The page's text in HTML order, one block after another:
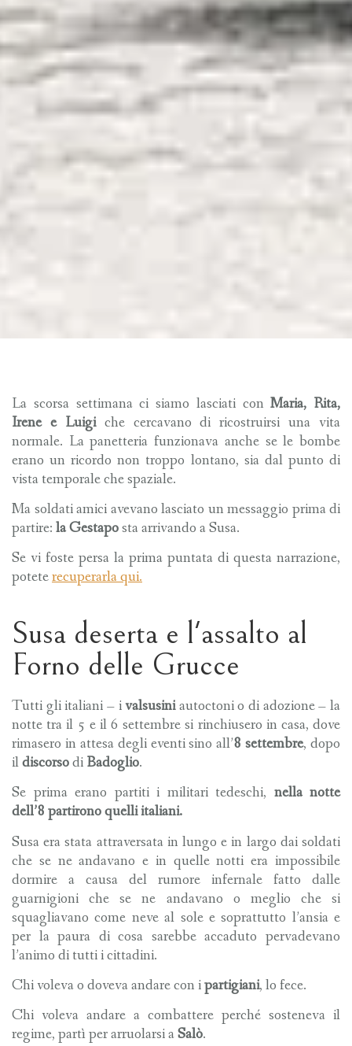
La scorsa settimana ci siamo lasciati conMaria, Rita,
Irene e Luigiche cercavano di ricostruirsi una vita
normale. La panetteria funzionava anche se le bombe
erano un ricordo non troppo lontano, sia dal punto di
vista temporale che spaziale.
Ma soldati amici avevano lasciato un messaggio prima di
partire:la Gestaposta arrivando a Susa.
Se vi foste persa la prima puntata di questa narrazione,
poteterecuperarla qui.
Susa deserta e l'assalto al
Forno delle Grucce
Tutti gli italiani – ivalsusiniautoctoni o di adozione– la
notte tra il 5 e il 6 settembre si rinchiusero in casa, dove
rimasero in attesa degli eventi sino all’8 settembre, dopo
ildiscorsodiBadoglio.
Se prima erano partiti i militari tedeschi, nella notte
dell’8 partirono quelli italiani.
Susa era stata attraversata in lungo e in largo dai soldati
che se ne andavano e in quelle notti era impossibile
dormire a causa del rumore infernale fatto dalle
guarnigioni che se ne andavano o meglio che si
squagliavano come neve al sole e soprattutto l’ansia e
per la paura di cosa sarebbe accaduto pervadevano
l’animo di tutti i cittadini.
Chi voleva o doveva andare con ipartigiani, lo fece.
Chi voleva andare a combattere perché sosteneva il
regime, partì per arruolarsi aSalò.